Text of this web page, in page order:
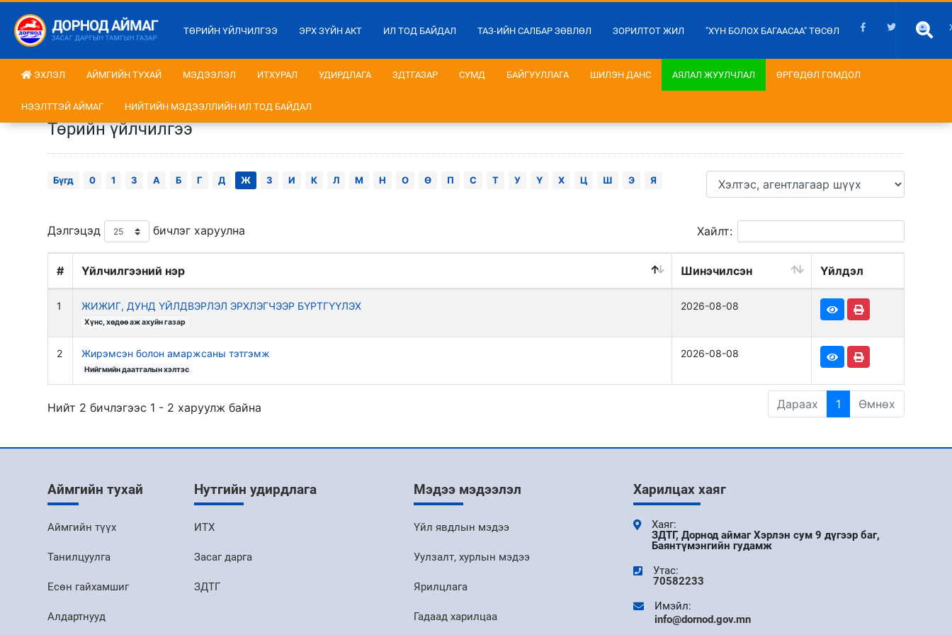
ТӨРИЙН ҮЙЛЧИЛГЭЭ ЭРХ ЗҮЙН АКТ ИЛ ТОД БАЙДАЛ ТАЗ-ИЙН САЛБАР ЗӨВЛӨЛ ЗОРИЛТОТ ЖИЛ "ХҮН БОЛОХ БАГААСАА" ТӨСӨЛ
ЭХЛЭЛ АЙМГИЙН ТУХАЙ МЭДЭЭЛЭЛ ИТХУРАЛ УДИРДЛАГА ЗДТГАЗАР СУМД БАЙГУУЛЛАГА ШИЛЭН ДАНС АЯЛАЛ ЖУУЛЧЛАЛ ӨРГӨДӨЛ ГОМДОЛ
НЭЭЛТТЭЙ АЙМАГ НИЙТИЙН МЭДЭЭЛЛИЙН ИЛ ТОД БАЙДАЛ
Төрийн үйлчилгээ
Бүгд 0 1 3 А Б Г Д Ж З И К Л М Н О Ө П С Т У Ү Х Ц Ш Э Я
Дэлгэцэд бичлэг харуулна Хайлт:
# Үйлчилгээний нэр Шинэчилсэн Үйлдэл
1 ЖИЖИГ, ДУНД ҮЙЛДВЭРЛЭЛ ЭРХЛЭГЧЭЭР БҮРТГҮҮЛЭХ
Хүнс, хөдөө аж ахуйн газар
2026-08-08
2 Жирэмсэн болон амаржсаны тэтгэмж
Нийгмийн даатгалын хэлтэс
2026-08-08
Нийт 2 бичлэгээс 1 - 2 харуулж байна Дараах 1 Өмнөх
Аймгийн тухай
Аймгийн түүх
Танилцуулга
Есөн гайхамшиг
Алдартнууд
Нутгийн удирдлага
ИТХ
Засаг дарга
ЗДТГ
Мэдээ мэдээлэл
Үйл явдлын мэдээ
Уулзалт, хурлын мэдээ
Ярилцлага
Гадаад харилцаа
Харилцах хаяг
Хаяг:
ЗДТГ, Дорнод аймаг Хэрлэн сум 9 дүгээр баг,
Баянтүмэнгийн гудамж
Утас:
70582233
Имэйл:
info@dornod.gov.mn